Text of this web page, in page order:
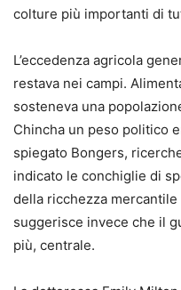
colture più importanti di
L’eccedenza agricola
restava nei campi.
sosteneva una
Chincha un peso politico
spiegato Bongers,
indicato le conchiglie di
della ricchezza
suggerisce invece che il
più, centrale.